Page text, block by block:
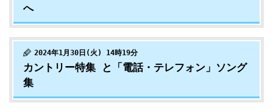
へ
2024年1月30日(火) 14時19分
カントリー特集 と「電話・テレフォン」ソング
集